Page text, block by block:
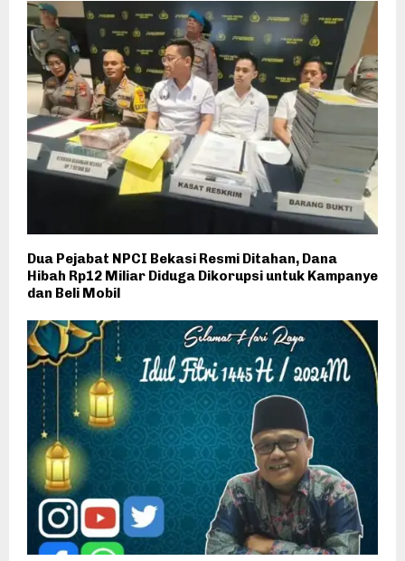
Dua Pejabat NPCI Bekasi Resmi Ditahan, Dana
Hibah Rp12 Miliar Diduga Dikorupsi untuk Kampanye
dan Beli Mobil